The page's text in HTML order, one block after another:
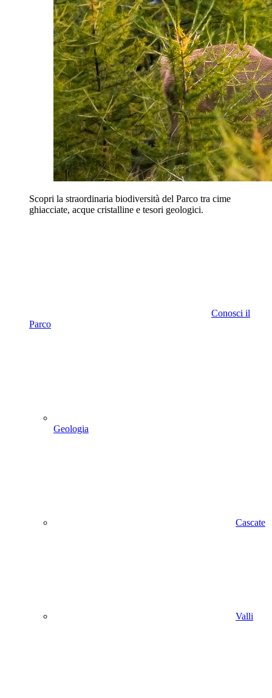
Scopri la straordinaria biodiversità del Parco tra cime
ghiacciate, acque cristalline e tesori geologici.
Conosci il
Parco
Geologia
Cascate
Valli